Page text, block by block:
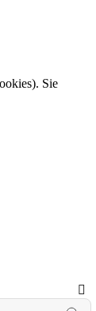
Sie